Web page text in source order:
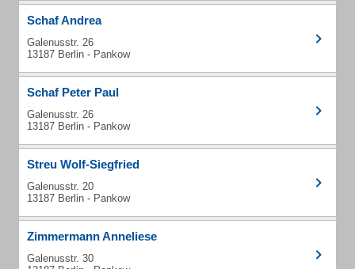
Schaf Andrea
Galenusstr. 26
13187 Berlin - Pankow
Schaf Peter Paul
Galenusstr. 26
13187 Berlin - Pankow
Streu Wolf-Siegfried
Galenusstr. 20
13187 Berlin - Pankow
Zimmermann Anneliese
Galenusstr. 30